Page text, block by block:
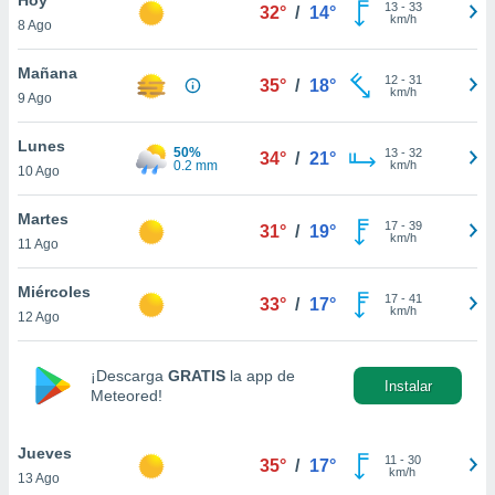
en
más
nuestra
de
aceptar
de
8 Ago
32° / 14° 13- 33
km/h
Mañana
9 Ago
35° / 18° 12- 31
km/h
Lunes
10 Ago
50%
0.2 mm
34° / 21° 13- 32
km/h
Martes
11 Ago
31° / 19° 17- 39
km/h
Miércoles
12 Ago
33° / 17° 17- 41
km/h
¡Descarga GRATIS la app de
Meteored!
Instalar
Jueves
13 Ago
35° / 17° 11 - 30
km/h